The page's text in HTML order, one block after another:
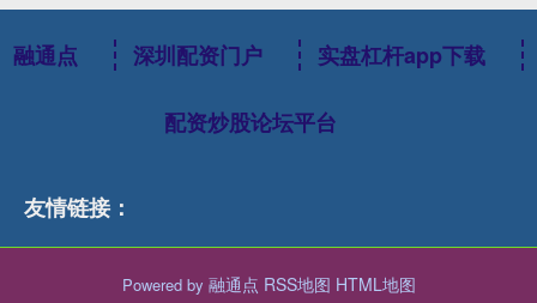
融通点 深圳配资门户 实盘杠杆app下载
配资炒股论坛平台
友情链接：
Powered by 融通点 RSS地图 HTML地图